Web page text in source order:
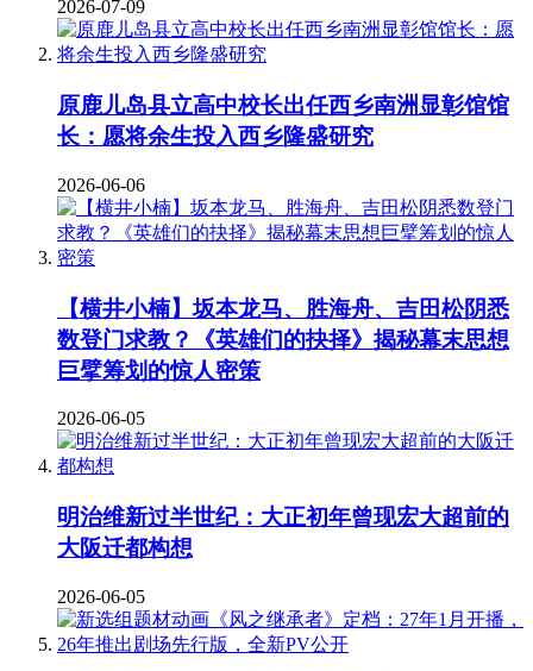
2026-07-09
原鹿儿岛县立高中校长出任西乡南洲显彰馆馆
长：愿将余生投入西乡隆盛研究
2026-06-06
【横井小楠】坂本龙马、胜海舟、吉田松阴悉
数登门求教？《英雄们的抉择》揭秘幕末思想
巨擘筹划的惊人密策
2026-06-05
明治维新过半世纪：大正初年曾现宏大超前的
大阪迁都构想
2026-06-05